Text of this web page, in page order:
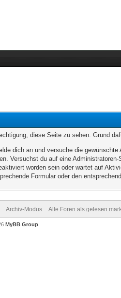
diese Seite zu sehen. Grund
dich an und versuche die gewünschte
Versuchst du auf eine
worden sein oder wartet auf
Formular oder den
Archiv-Modus Alle Foren als gelesen
MyBB Group.